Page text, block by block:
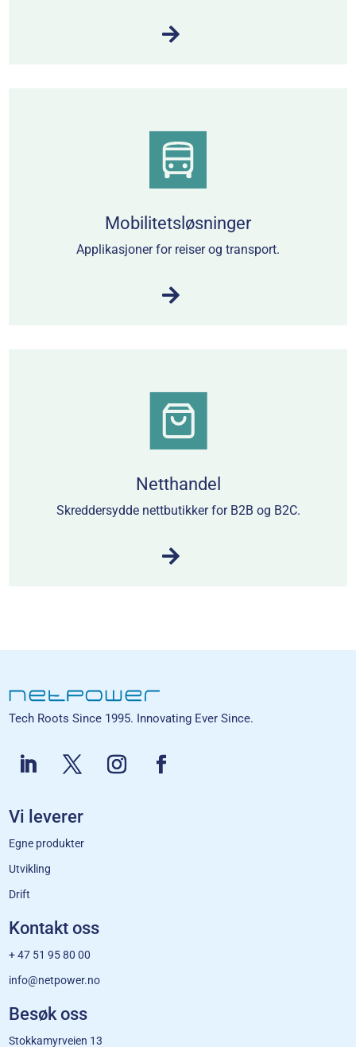
Mobilitetsløsninger
Applikasjoner for reiser og transport.
Netthandel
Skreddersydde nettbutikker for B2B og B2C.
Tech Roots Since 1995. Innovating Ever Since.
Vi leverer
Egne produkter
Utvikling
Drift
Kontakt oss
+ 47 51 95 80 00
info@netpower.no
Besøk oss
Stokkamyrveien 13